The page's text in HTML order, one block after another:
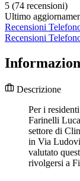
5 (74 recensioni)
Ultimo
Recensioni
Recensioni
Descrizione
Per i
Farinelli
settore di
in Via
valutato
rivolgersi a